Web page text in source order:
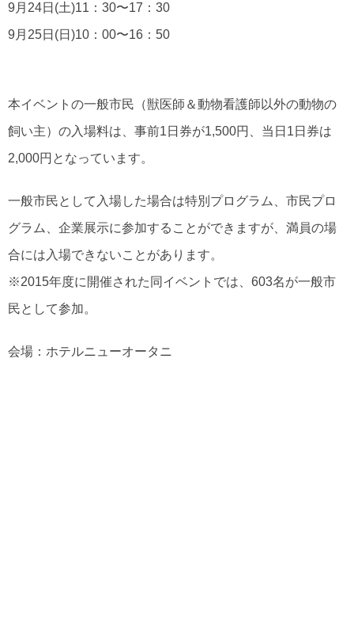
9月24日(土)11：30〜17：30
9月25日(日)10：00〜16：50
本イベントの一般市民（獣医師＆動物看護師以外の動物の
飼い主）の入場料は、事前1日券が1,500円、当日1日券は
2,000円となっています。
一般市民として入場した場合は特別プログラム、市民プロ
グラム、企業展示に参加することができますが、満員の場
合には入場できないことがあります。
※2015年度に開催された同イベントでは、603名が一般市
民として参加。
会場：ホテルニューオータニ